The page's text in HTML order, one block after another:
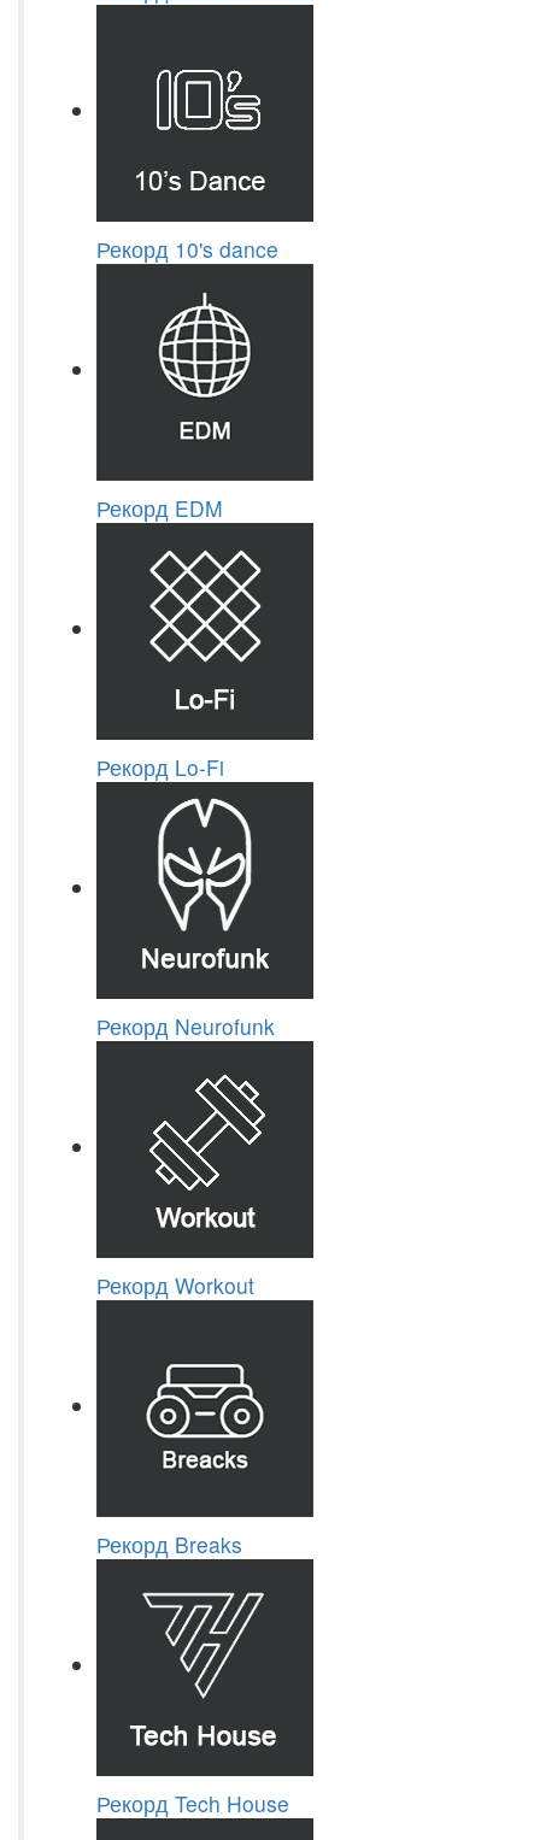
Рекорд 10's dance
Рекорд EDM
Рекорд Lo-Fi
Рекорд Neurofunk
Рекорд Workout
Рекорд Breaks
Рекорд Tech House